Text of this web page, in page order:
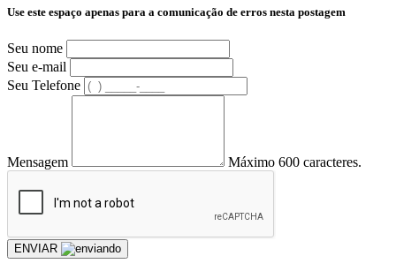
Use este espaço apenas para a comunicação de erros nesta postagem
Seu nome
Seu e-mail
Seu Telefone
Mensagem Máximo 600 caracteres.
ENVIAR